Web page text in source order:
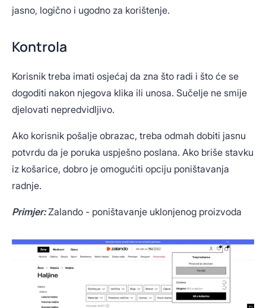
jasno, logično i ugodno za korištenje.
Kontrola
Korisnik treba imati osjećaj da zna što radi i što će se
dogoditi nakon njegova klika ili unosa. Sučelje ne smije
djelovati nepredvidljivo.
Ako korisnik pošalje obrazac, treba odmah dobiti jasnu
potvrdu da je poruka uspješno poslana. Ako briše stavku
iz košarice, dobro je omogućiti opciju poništavanja
radnje.
Primjer:Zalando - poništavanje uklonjenog proizvoda